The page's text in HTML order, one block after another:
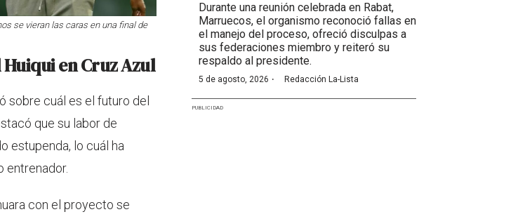
se vieran las caras en una final de
en Cruz Azul
sobre cuál es el futuro del
que su labor de
estupenda, lo cuál ha
entrenador.
con el proyecto se
Durante una reunión celebrada en Rabat,
Marruecos, el organismo reconoció fallas en
el manejo del proceso, ofreció disculpas a
sus federaciones miembro y reiteró su
respaldo al presidente.
5 de agosto, 2026 · Redacción La-Lista
PUBLICIDAD